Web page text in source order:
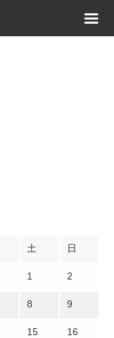
土 日
1 2
8 9
15 16